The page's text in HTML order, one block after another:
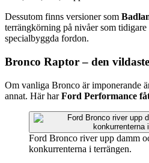
Dessutom finns versioner som
terrängkörning på nivåer som
specialbyggda fordon.
Bronco Raptor – den
Om vanliga Bronco är imponerande
annat. Här harFord Performance
Ford Bronco river upp damm
konkurrenterna i terrängen.